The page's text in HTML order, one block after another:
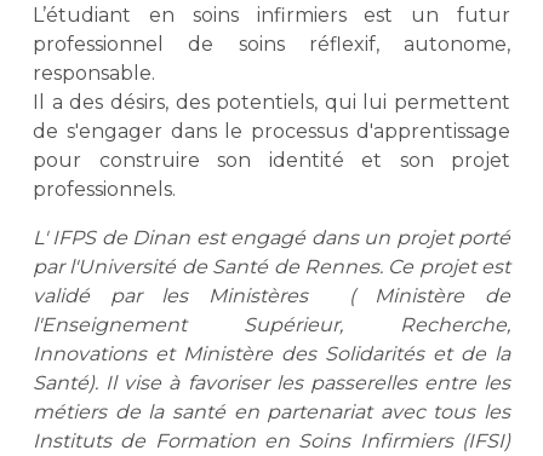
L’étudiant en soins infirmiers est un futur
professionnel de soins réflexif, autonome,
responsable.
Il a des désirs, des potentiels, qui lui permettent
de s'engager dans le processus d'apprentissage
pour construire son identité et son projet
professionnels.
L' IFPS de Dinan est engagé dans un projet porté
par l'Université de Santé de Rennes. Ce projet est
validé par les Ministères ( Ministère de
l'Enseignement Supérieur, Recherche,
Innovations et Ministère des Solidarités et de la
Santé). Il vise à favoriser les passerelles entre les
métiers de la santé en partenariat avec tous les
Instituts de Formation en Soins Infirmiers (IFSI)